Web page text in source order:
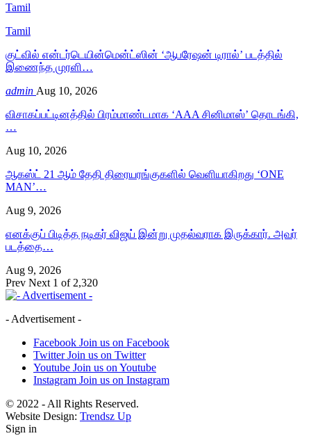
Tamil
Tamil
குட்வில் என்டர்டெயின்மென்ட்ஸின் ‘ஆபரேஷன் டிரால்’ படத்தில்
இணைந்த முரளி…
admin Aug 10, 2026
விசாகப்பட்டினத்தில் பிரம்மாண்டமாக ‘AAA சினிமாஸ்’ தொடங்கி,
…
Aug 10, 2026
ஆகஸ்ட் 21 ஆம் தேதி திரையரங்குகளில் வெளியாகிறது ‘ONE
MAN’…
Aug 9, 2026
எனக்குப் பிடித்த நடிகர் விஜய் இன்று முதல்வராக இருக்கார். அவர்
படத்தை…
Aug 9, 2026
Prev Next 1 of 2,320
- Advertisement -
Facebook Join us on Facebook
Twitter Join us on Twitter
Youtube Join us on Youtube
Instagram Join us on Instagram
© 2022 - All Rights Reserved.
Website Design: Trendsz Up
Sign in